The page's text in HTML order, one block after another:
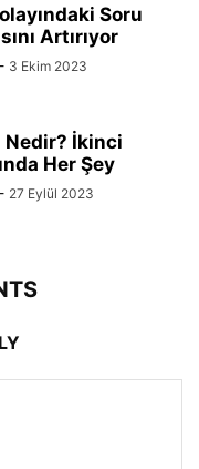
Soru
Artırıyor
- 3 Ekim 2023
İkinci
Her Şey
- 27 Eylül 2023